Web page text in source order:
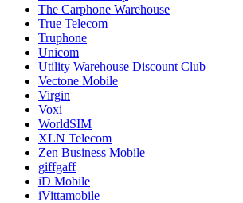
The Carphone Warehouse
True Telecom
Truphone
Unicom
Utility Warehouse Discount Club
Vectone Mobile
Virgin
Voxi
WorldSIM
XLN Telecom
Zen Business Mobile
giffgaff
iD Mobile
iVittamobile